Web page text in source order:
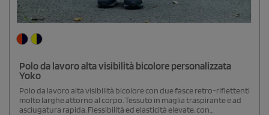
Polo da lavoro alta visibilità bicolore personalizzata
Yoko
Polo da lavoro alta visibilità bicolore con due fasce retro-riflettenti
molto larghe attorno al corpo. Tessuto in maglia traspirante e ad
asciugatura rapida. Flessibilità ed elasticità elevate, con